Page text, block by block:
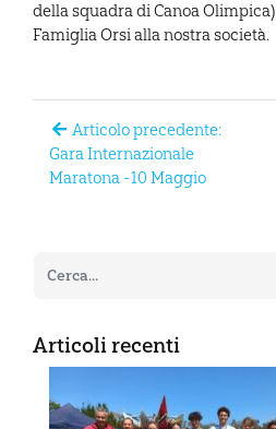
della squadra di Canoa
Famiglia Orsi alla nostra società.
Articolo precedente:
Gara Internazionale
Maratona -10 Maggio
Articoli recenti